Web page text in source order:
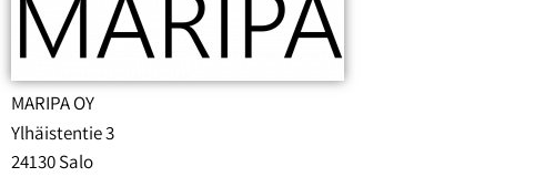
MARIPA OY
Ylhäistentie 3
24130 Salo